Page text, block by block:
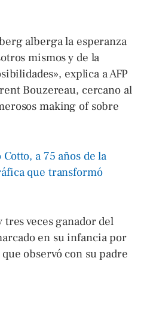
alberga la esperanza
mismos y de la
explica a AFP
Bouzereau, cercano al
making of sobre
a 75 años de la
que transformó
veces ganador del
en su infancia por
observó con su padre